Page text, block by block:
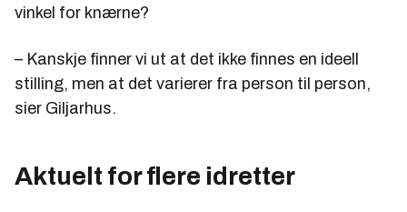
vinkel for knærne?
– Kanskje finner vi ut at det ikke finnes en ideell
stilling, men at det varierer fra person til person,
sier Giljarhus.
Aktuelt for flere idretter